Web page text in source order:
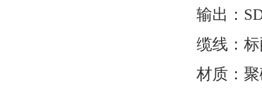
输出：
缆线：
材质：